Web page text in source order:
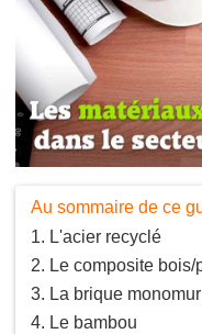
Au sommaire de ce
L'acier recyclé
Le composite bois/
La brique
Le bambou